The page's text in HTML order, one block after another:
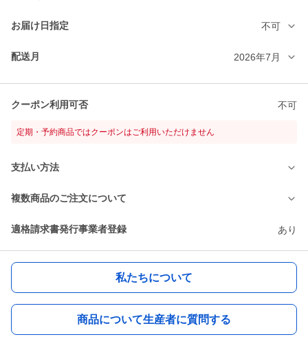
お届け日指定 不可
配送月 2026年7月
クーポン利用可否 不可
定期・予約商品ではクーポンはご利用いただけません
支払い方法
複数商品のご注文について
適格請求書発行事業者登録 あり
私たちについて
商品について生産者に質問する